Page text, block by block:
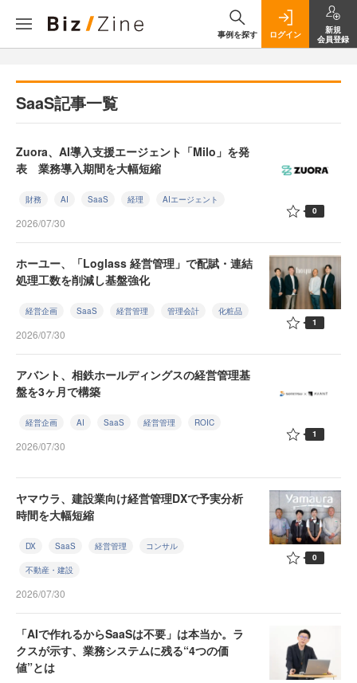
事例を探す ログイン
新規
会員登録
SaaS記事一覧
Zuora、AI導入支援エージェント「Milo」を発
表 業務導入期間を大幅短縮
財務 AI SaaS 経理 AIエージェント
2026/07/30
0
ホーユー、「Loglass 経営管理」で配賦・連結
処理工数を削減し基盤強化
経営企画 SaaS 経営管理 管理会計 化粧品
2026/07/30
1
アバント、相鉄ホールディングスの経営管理基
盤を3ヶ月で構築
経営企画 AI SaaS 経営管理 ROIC
2026/07/30
1
ヤマウラ、建設業向け経営管理DXで予実分析
時間を大幅短縮
DX SaaS 経営管理 コンサル
不動産・建設
2026/07/30
0
「AIで作れるからSaaSは不要」は本当か。ラ
クスが示す、業務システムに残る“4つの価
値”とは